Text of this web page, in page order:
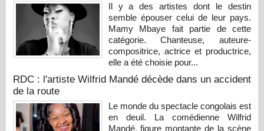
Il y a des artistes dont le destin
semble épouser celui de leur pays.
Mamy Mbaye fait partie de cette
catégorie. Chanteuse, auteure-
compositrice, actrice et productrice,
elle a été choisie pour...
RDC : l'artiste Wilfrid Mandé décède dans un accident
de la route
Le monde du spectacle congolais est
en deuil. La comédienne Wilfrid
Mandé, figure montante de la scène